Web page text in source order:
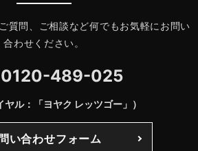
質問、ご相談など何でもお気軽にお問い
合わせください。
0120-489-025
ヤル：「ヨヤク レッツゴー」）
い合わせフォーム